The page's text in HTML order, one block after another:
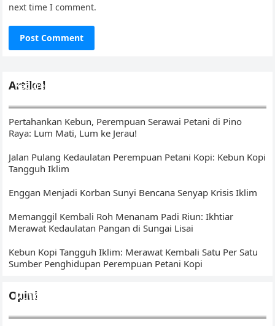
next time I comment.
Artikel
Kedurei Kawo: Ikhtiar Menunaikan Amanat di Kebun Kopi
Pertahankan Kebun, Perempuan Serawai Petani di Pino
Raya: Lum Mati, Lum ke Jerau!
Jalan Pulang Kedaulatan Perempuan Petani Kopi: Kebun Kopi
Tangguh Iklim
Enggan Menjadi Korban Sunyi Bencana Senyap Krisis Iklim
Memanggil Kembali Roh Menanam Padi Riun: Ikhtiar
Merawat Kedaulatan Pangan di Sungai Lisai
Kebun Kopi Tangguh Iklim: Merawat Kembali Satu Per Satu
Sumber Penghidupan Perempuan Petani Kopi
Opini
Mutigh Kawo(e): Dari Bengkulu, Membangun Narasi Kopi